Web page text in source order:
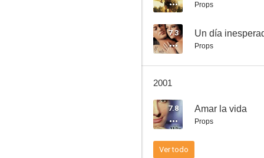
Lunes tormentoso
Props
7.3 Un día
Props
2001
7.8 Amar la vida
Props
Ver todo